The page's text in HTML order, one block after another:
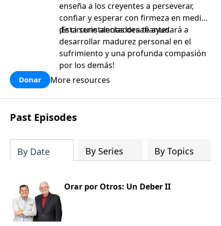
enseña a los creyentes a perseverar,
confiar y esperar con firmeza en medio
de circunstancias desafiantes.
¡Esta serie alentadora te ayudará a
desarrollar madurez personal en el
sufrimiento y una profunda compasión
por los demás!
Donar More resources
Past Episodes
By Date By Series By Topics
Orar por Otros: Un Deber II